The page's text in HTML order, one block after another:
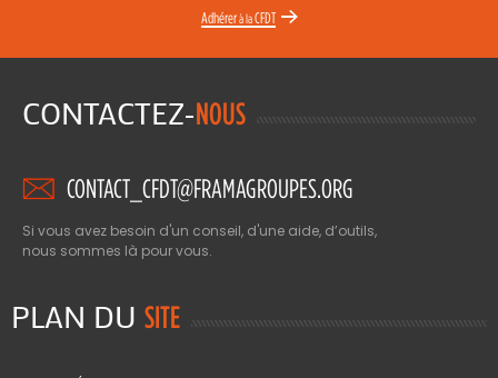
Adhérerà laCFDT
CONTACTEZ-NOUS
CONTACT_CFDT@FRAMAGROUPES.ORG
Si vous avez besoin d'un conseil, d'une aide, d’outils,
nous sommes là pour vous.
PLAN DU SITE